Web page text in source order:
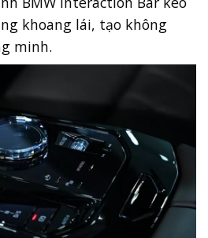
khoang lái, tạo không
minh.